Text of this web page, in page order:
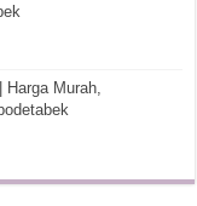
Harga Murah,